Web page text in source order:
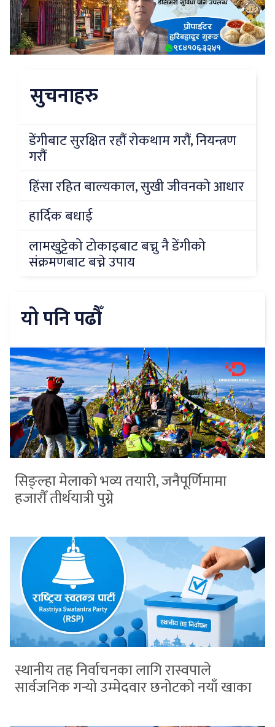
सुचनाहरु
डेंगीबाट सुरक्षित रहौं रोकथाम गरौं, नियन्त्रण
गरौं
हिंसा रहित बाल्यकाल, सुखी जीवनको आधार
हार्दिक बधाई
लामखुट्टेको टोकाइबाट बच्नु नै डेंगीको
संक्रमणबाट बच्ने उपाय
यो पनि पढौँ
सिङ्ल्हा मेलाको भव्य तयारी, जनैपूर्णिमामा
हजारौँ तीर्थयात्री पुग्ने
स्थानीय तह निर्वाचनका लागि रास्वपाले
सार्वजनिक गर्‍यो उम्मेदवार छनोटको नयाँ खाका